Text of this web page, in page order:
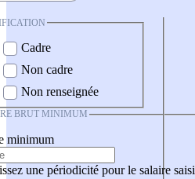
Cadre
Non cadre
Non renseignée
BRUT MINIMUM
minimum
une périodicité pour le salaire saisi